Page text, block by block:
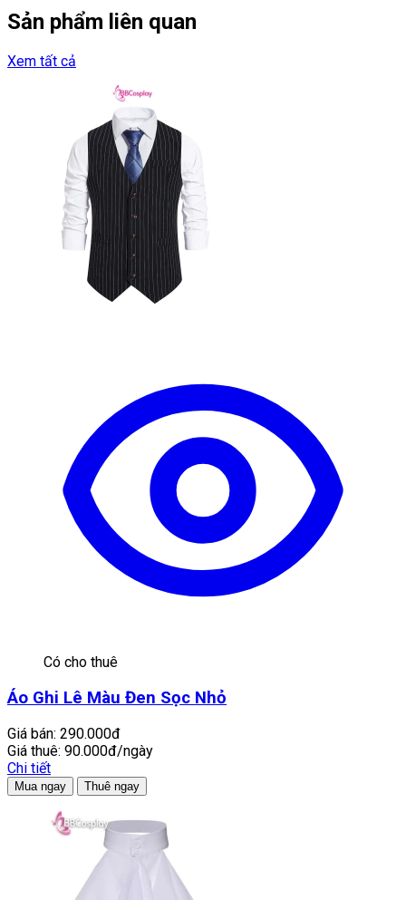
Sản phẩm liên quan
Xem tất cả
Có cho thuê
Áo Ghi Lê Màu Đen Sọc Nhỏ
Giá bán: 290.000đ
Giá thuê: 90.000đ/ngày
Chi tiết
Mua ngay Thuê ngay